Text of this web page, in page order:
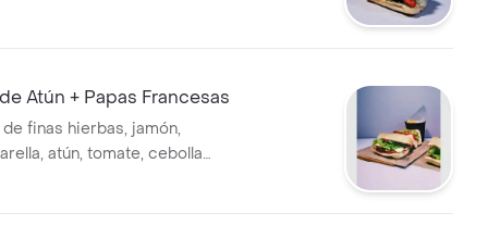
de la casa
Atún + Papas Francesas
finas hierbas, jamón,
atún, tomate, cebolla